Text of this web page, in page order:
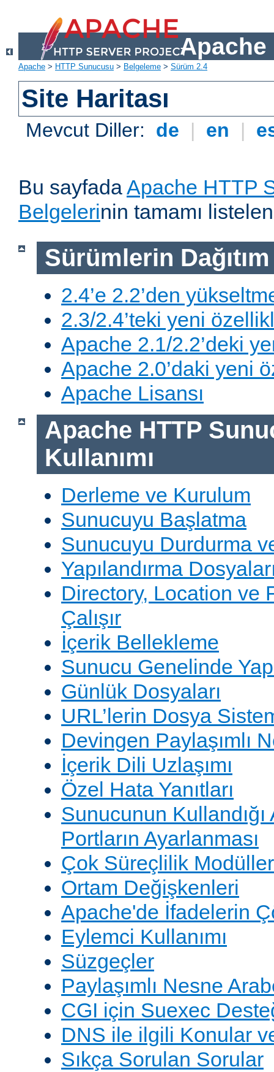
Apache
Apache > HTTP Sunucusu > Belgeleme > Sürüm 2.4
Site Haritası
Mevcut Diller: de | en |
Bu sayfadaApache HTTP
Belgelerinin tamamı
Sürümlerin
2.4’e 2.2’den
2.3/2.4’teki yeni
Apache 2.1/2.2’deki
Apache 2.0’daki yeni
Apache Lisansı
Apache HTTP
Kullanımı
Derleme ve Kurulum
Sunucuyu Başlatma
Sunucuyu Durdurma
Yapılandırma
Directory, Location ve
Çalışır
İçerik Bellekleme
Sunucu Genelinde
Günlük Dosyaları
URL’lerin Dosya
Devingen Paylaşımlı
İçerik Dili Uzlaşımı
Özel Hata Yanıtları
Sunucunun
Portların Ayarlanması
Çok Süreçlilik
Ortam Değişkenleri
Apache'de İfadelerin
Eylemci Kullanımı
Süzgeçler
Paylaşımlı Nesne
CGI için Suexec
DNS ile ilgili Konular
Sıkça Sorulan Sorular